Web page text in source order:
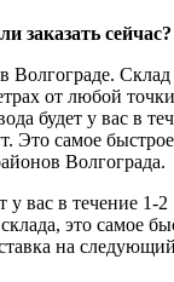
заказать сейчас?
Волгограде. Склад
от любой точки
будет у вас в
Это самое быстрое
Волгограда.
у вас в течение 1-2
это самое
на